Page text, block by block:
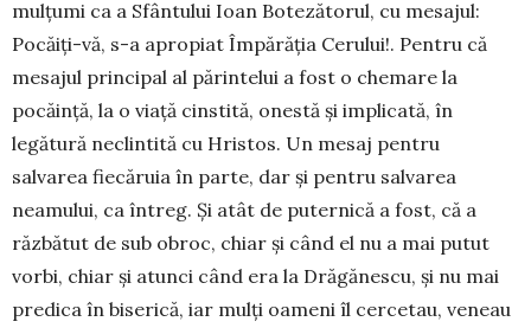
mulţumi ca a Sfântului Ioan Botezătorul, cu mesajul:
Pocăiţi-vă, s-a apropiat Împărăţia Cerului!. Pentru că
mesajul principal al părintelui a fost o chemare la
pocăinţă, la o viaţă cinstită, onestă şi implicată, în
legătură neclintită cu Hristos. Un mesaj pentru
salvarea fiecăruia în parte, dar şi pentru salvarea
neamului, ca întreg. Şi atât de puternică a fost, că a
răzbătut de sub obroc, chiar și când el nu a mai putut
vorbi, chiar și atunci când era la Drăgănescu, și nu mai
predica în biserică, iar mulţi oameni îl cercetau, veneau